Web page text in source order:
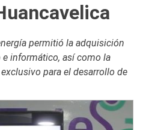
permitió la adquisición
informático, así como la
para el desarrollo de